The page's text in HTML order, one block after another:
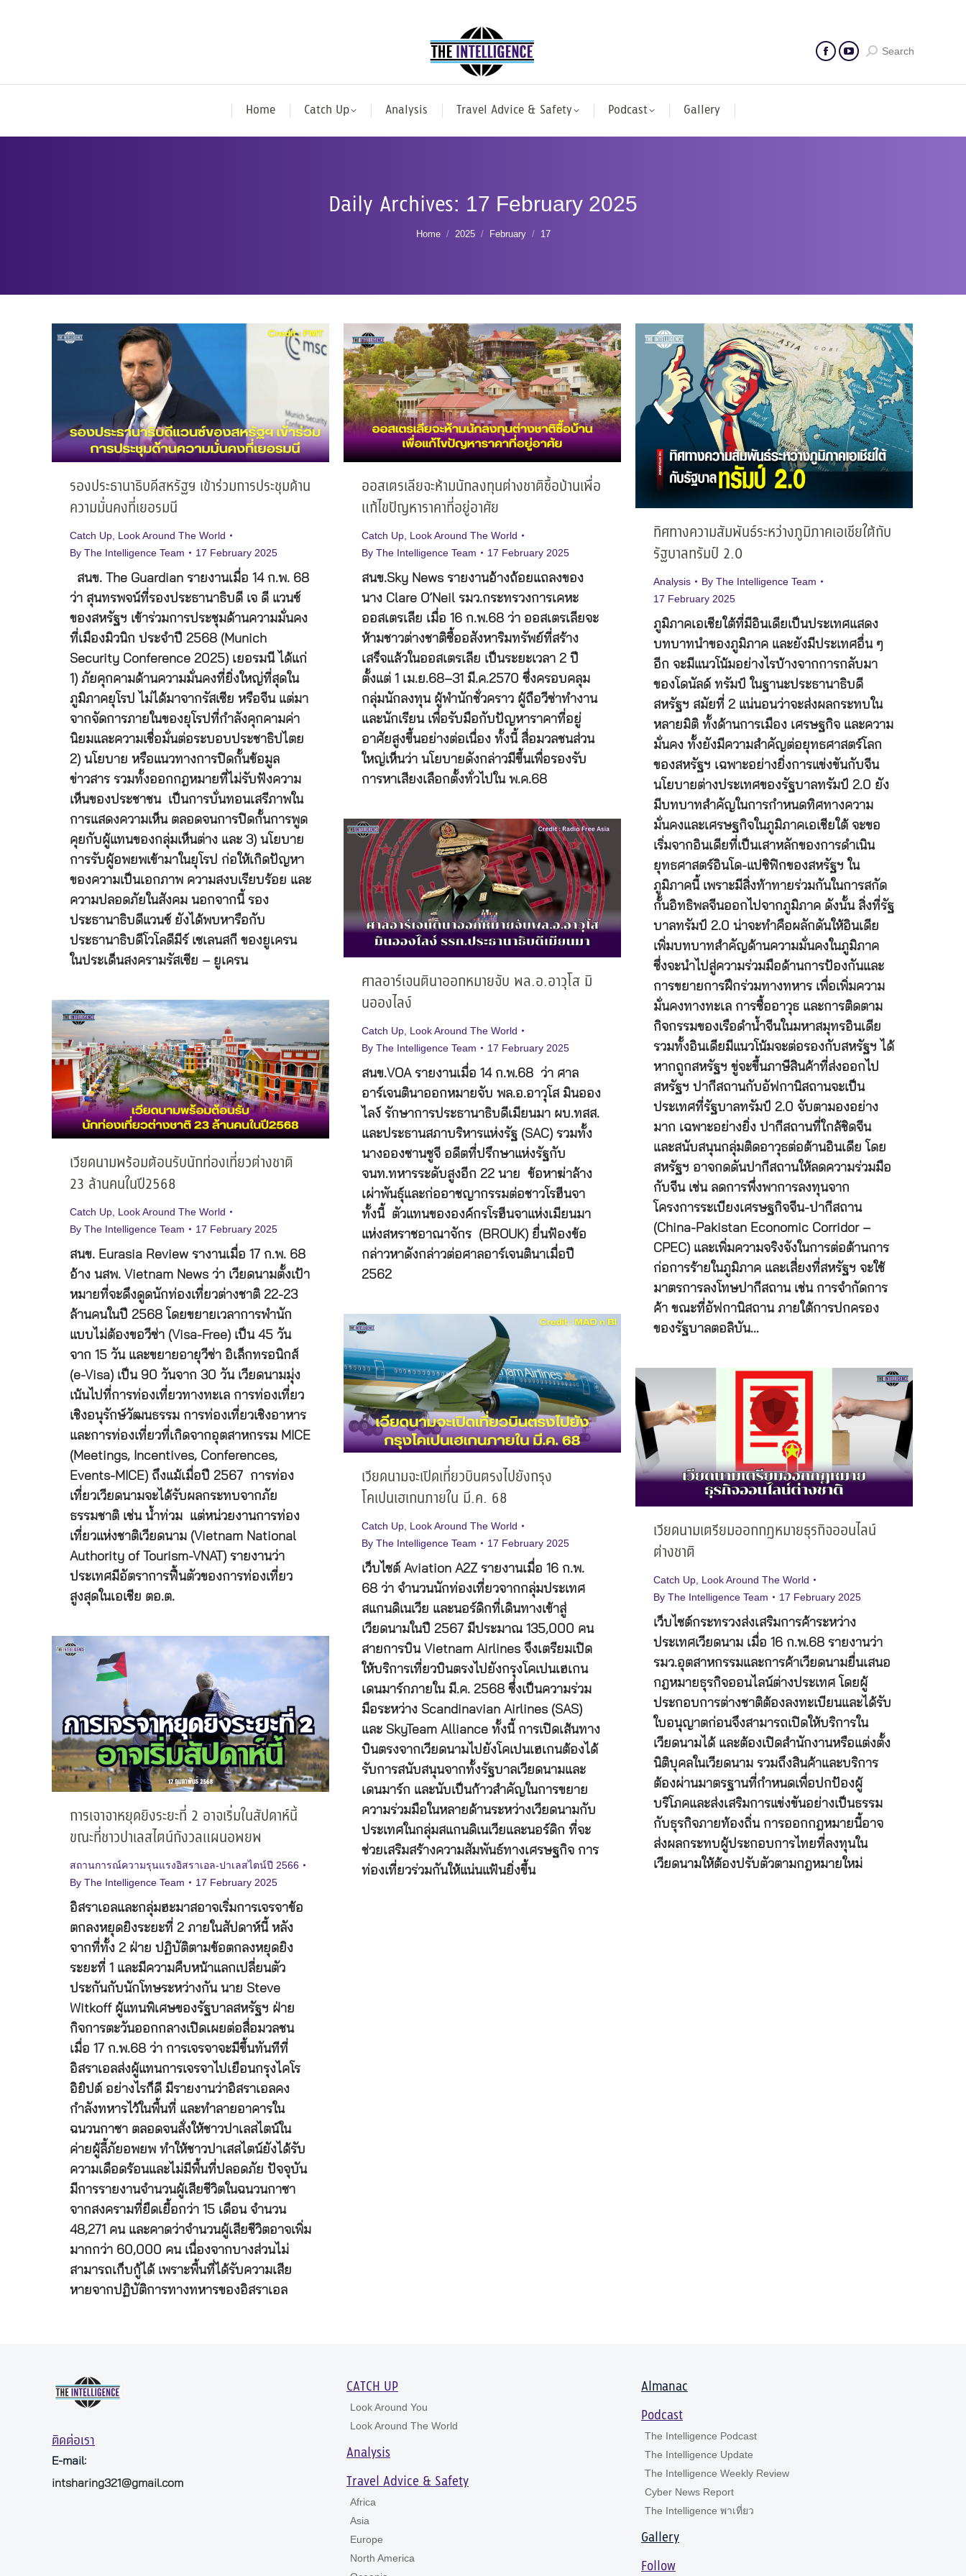
Search
Home Catch Up Analysis Travel Advice & Safety Podcast Gallery
Daily Archives: 17 February 2025
You are here:
Home 2025 February 17
รองประธานาธิบดีสหรัฐฯ เข้าร่วมการประชุมด้าน
ความมั่นคงที่เยอรมนี
Catch Up Look Around The World
By The Intelligence Team 17 February 2025
สนข. The Guardian รายงานเมื่อ 14 ก.พ. 68
ว่า สุนทรพจน์ที่รองประธานาธิบดี เจ ดี แวนซ์
ของสหรัฐฯ เข้าร่วมการประชุมด้านความมั่นคง
ที่เมืองมิวนิก ประจำปี 2568 (Munich
Security Conference 2025) เยอรมนี ได้แก่
1) ภัยคุกคามด้านความมั่นคงที่ยิ่งใหญ่ที่สุดใน
ภูมิภาคยุโรป ไม่ได้มาจากรัสเซีย หรือจีน แต่มา
จากจัดการภายในของยุโรปที่กําลังคุกคามค่า
นิยมและความเชื่อมั่นต่อระบอบประชาธิปไตย
2) นโยบาย หรือแนวทางการปิดกั้นข้อมูล
ข่าวสาร รวมทั้งออกกฎหมายที่ไม่รับฟังความ
เห็นของประชาชน เป็นการบั่นทอนเสรีภาพใน
การแสดงความเห็น ตลอดจนการปิดกั้นการพูด
คุยกับผู้แทนของกลุ่มเห็นต่าง และ 3) นโยบาย
การรับผู้อพยพเข้ามาในยุโรป ก่อให้เกิดปัญหา
ของความเป็นเอกภาพ ความสงบเรียบร้อย และ
ความปลอดภัยในสังคม นอกจากนี้ รอง
ประธานาธิบดีแวนซ์ ยังได้พบหารือกับ
ประธานาธิบดีโวโลดีมีร์ เซเลนสกี ของยูเครน
ในประเด็นสงครามรัสเซีย – ยูเครน
ออสเตรเลียจะห้ามนักลงทุนต่างชาติซื้อบ้านเพื่อ
แก้ไขปัญหาราคาที่อยู่อาศัย
Catch Up Look Around The World
By The Intelligence Team 17 February 2025
สนข.Sky News รายงานอ้างถ้อยแถลงของ
นาง Clare O’Neil รมว.กระทรวงการเคหะ
ออสเตรเลีย เมื่อ 16 ก.พ.68 ว่า ออสเตรเลียจะ
ห้ามชาวต่างชาติซื้ออสังหาริมทรัพย์ที่สร้าง
เสร็จแล้วในออสเตรเลีย เป็นระยะเวลา 2 ปี
ตั้งแต่ 1 เม.ย.68–31 มี.ค.2570 ซึ่งครอบคลุม
กลุ่มนักลงทุน ผู้พำนักชั่วคราว ผู้ถือวีซ่าทำงาน
และนักเรียน เพื่อรับมือกับปัญหาราคาที่อยู่
อาศัยสูงขึ้นอย่างต่อเนื่อง ทั้งนี้ สื่อมวลชนส่วน
ใหญ่เห็นว่า นโยบายดังกล่าวมีขึ้นเพื่อรองรับ
การหาเสียงเลือกตั้งทั่วไปใน พ.ค.68
ทิศทางความสัมพันธ์ระหว่างภูมิภาคเอเชียใต้กับ
รัฐบาลทรัมป์ 2.0
Analysis By The Intelligence Team
17 February 2025
ภูมิภาคเอเชียใต้ที่มีอินเดียเป็นประเทศแสดง
บทบาทนำของภูมิภาค และยังมีประเทศอื่น ๆ
อีก จะมีแนวโน้มอย่างไรบ้างจากการกลับมา
ของโดนัลด์ ทรัมป์ ในฐานะประธานาธิบดี
สหรัฐฯ สมัยที่ 2 แน่นอนว่าจะส่งผลกระทบใน
หลายมิติ ทั้งด้านการเมือง เศรษฐกิจ และความ
มั่นคง ทั้งยังมีความสำคัญต่อยุทธศาสตร์โลก
ของสหรัฐฯ เฉพาะอย่างยิ่งการแข่งขันกับจีน
นโยบายต่างประเทศของรัฐบาลทรัมป์ 2.0 ยัง
มีบทบาทสำคัญในการกำหนดทิศทางความ
มั่นคงและเศรษฐกิจในภูมิภาคเอเชียใต้ จะขอ
เริ่มจากอินเดียที่เป็นเสาหลักของการดำเนิน
ยุทธศาสตร์อินโด-แปซิฟิกของสหรัฐฯ ใน
ภูมิภาคนี้ เพราะมีสิ่งท้าทายร่วมกันในการสกัด
กั้นอิทธิพลจีนออกไปจากภูมิภาค ดังนั้น สิ่งที่รัฐ
บาลทรัมป์ 2.0 น่าจะทำคือผลักดันให้อินเดีย
เพิ่มบทบาทสำคัญด้านความมั่นคงในภูมิภาค
ซึ่งจะนำไปสู่ความร่วมมือด้านการป้องกันและ
การขยายการฝึกร่วมทางทหาร เพื่อเพิ่มความ
มั่นคงทางทะเล การซื้ออาวุธ และการติดตาม
กิจกรรมของเรือดำน้ำจีนในมหาสมุทรอินเดีย
รวมทั้งอินเดียมีแนวโน้มจะต่อรองกับสหรัฐฯ ได้
หากถูกสหรัฐฯ ขู่จะขึ้นภาษีสินค้าที่ส่งออกไป
สหรัฐฯ ปากีสถานกับอัฟกานิสถานจะเป็น
ประเทศที่รัฐบาลทรัมป์ 2.0 จับตามองอย่าง
มาก เฉพาะอย่างยิ่ง ปากีสถานที่ใกล้ชิดจีน
และสนับสนุนกลุ่มติดอาวุธต่อต้านอินเดีย โดย
สหรัฐฯ อาจกดดันปากีสถานให้ลดความร่วมมือ
กับจีน เช่น ลดการพึ่งพาการลงทุนจาก
โครงการระเบียงเศรษฐกิจจีน-ปากีสถาน
(China-Pakistan Economic Corridor –
CPEC) และเพิ่มความจริงจังในการต่อต้านการ
ก่อการร้ายในภูมิภาค และเสี่ยงที่สหรัฐฯ จะใช้
มาตรการลงโทษปากีสถาน เช่น การจำกัดการ
ค้า ขณะที่อัฟกานิสถาน ภายใต้การปกครอง
ของรัฐบาลตอลิบัน…
ศาลอาร์เจนตินาออกหมายจับ พล.อ.อาวุโส มิ
นอองไลง์
Catch Up Look Around The World
By The Intelligence Team 17 February 2025
สนข.VOA รายงานเมื่อ 14 ก.พ.68 ว่า ศาล
อาร์เจนตินาออกหมายจับ พล.อ.อาวุโส มินออง
ไลง์ รักษาการประธานาธิบดีเมียนมา ผบ.ทสส.
และประธานสภาบริหารแห่งรัฐ (SAC) รวมทั้ง
นางอองซานซูจี อดีตที่ปรึกษาแห่งรัฐกับ
จนท.ทหารระดับสูงอีก 22 นาย ข้อหาฆ่าล้าง
เผ่าพันธุ์และก่ออาชญากรรมต่อชาวโรฮีนจา
ทั้งนี้ ตัวแทนขององค์กรโรฮีนจาแห่งเมียนมา
แห่งสหราชอาณาจักร (BROUK) ยื่นฟ้องข้อ
กล่าวหาดังกล่าวต่อศาลอาร์เจนตินาเมื่อปี
2562
เวียดนามพร้อมต้อนรับนักท่องเที่ยวต่างชาติ
23 ล้านคนในปี2568
Catch Up Look Around The World
By The Intelligence Team 17 February 2025
สนข. Eurasia Review รางานเมื่อ 17 ก.พ. 68
อ้าง นสพ. Vietnam News ว่า เวียดนามตั้งเป้า
หมายที่จะดึงดูดนักท่องเที่ยวต่างชาติ 22-23
ล้านคนในปี 2568 โดยขยายเวลาการพํานัก
แบบไม่ต้องขอวีซ่า (Visa-Free) เป็น 45 วัน
จาก 15 วัน และขยายอายุวีซ่า อิเล็กทรอนิกส์
(e-Visa) เป็น 90 วันจาก 30 วัน เวียดนามมุ่ง
เน้นไปที่การท่องเที่ยวทางทะเล การท่องเที่ยว
เชิงอนุรักษ์วัฒนธรรม การท่องเที่ยวเชิงอาหาร
และการท่องเที่ยวที่เกิดจากอุตสาหกรรม MICE
(Meetings, Incentives, Conferences,
Events-MICE) ถึงแม้เมื่อปี 2567 การท่อง
เที่ยวเวียดนามจะได้รับผลกระทบจากภัย
ธรรมชาติ เช่น น้ำท่วม แต่หน่วยงานการท่อง
เที่ยวแห่งชาติเวียดนาม (Vietnam National
Authority of Tourism-VNAT) รายงานว่า
ประเทศมีอัตราการฟื้นตัวของการท่องเที่ยว
สูงสุดในเอเชีย ตอ.ต.
เวียดนามจะเปิดเที่ยวบินตรงไปยังกรุง
โคเปนเฮเกนภายใน มี.ค. 68
Catch Up Look Around The World
By The Intelligence Team 17 February 2025
เว็บไซต์ Aviation A2Z รายงานเมื่อ 16 ก.พ.
68 ว่า จำนวนนักท่องเที่ยวจากกลุ่มประเทศ
สแกนดิเนเวีย และนอร์ดิกที่เดินทางเข้าสู่
เวียดนามในปี 2567 มีประมาณ 135,000 คน
สายการบิน Vietnam Airlines จึงเตรียมเปิด
ให้บริการเที่ยวบินตรงไปยังกรุงโคเปนเฮเกน
เดนมาร์กภายใน มี.ค. 2568 ซึ่งเป็นความร่วม
มือระหว่าง Scandinavian Airlines (SAS)
และ SkyTeam Alliance ทั้งนี้ การเปิดเส้นทาง
บินตรงจากเวียดนามไปยังโคเปนเฮเกนต้องได้
รับการสนับสนุนจากทั้งรัฐบาลเวียดนามและ
เดนมาร์ก และนับเป็นก้าวสำคัญในการขยาย
ความร่วมมือในหลายด้านระหว่างเวียดนามกับ
ประเทศในกลุ่มสแกนดิเนเวียและนอร์ดิก ที่จะ
ช่วยเสริมสร้างความสัมพันธ์ทางเศรษฐกิจ การ
ท่องเที่ยวร่วมกันให้แน่นแฟ้นยิ่งขึ้น
เวียดนามเตรียมออกกฎหมายธุรกิจออนไลน์
ต่างชาติ
Catch Up Look Around The World
By The Intelligence Team 17 February 2025
เว็บไซต์กระทรวงส่งเสริมการค้าระหว่าง
ประเทศเวียดนาม เมื่อ 16 ก.พ.68 รายงานว่า
รมว.อุตสาหกรรมและการค้าเวียดนามยื่นเสนอ
กฎหมายธุรกิจออนไลน์ต่างประเทศ โดยผู้
ประกอบการต่างชาติต้องลงทะเบียนและได้รับ
ใบอนุญาตก่อนจึงสามารถเปิดให้บริการใน
เวียดนามได้ และต้องเปิดสำนักงานหรือแต่งตั้ง
นิติบุคลในเวียดนาม รวมถึงสินค้าและบริการ
ต้องผ่านมาตรฐานที่กำหนดเพื่อปกป้องผู้
บริโภคและส่งเสริมการแข่งขันอย่างเป็นธรรม
กับธุรกิจภายท้องถิ่น การออกกฎหมายนี้อาจ
ส่งผลกระทบผู้ประกอบการไทยที่ลงทุนใน
เวียดนามให้ต้องปรับตัวตามกฎหมายใหม่
การเจาจาหยุดยิงระยะที่ 2 อาจเริ่มในสัปดาห์นี้
ขณะที่ชาวปาเลสไตน์กังวลแผนอพยพ
สถานการณ์ความรุนแรงอิสราเอล-ปาเลสไตน์ปี 2566
By The Intelligence Team 17 February 2025
อิสราเอลและกลุ่มฮะมาสอาจเริ่มการเจรจาข้อ
ตกลงหยุดยิงระยะที่ 2 ภายในสัปดาห์นี้ หลัง
จากที่ทั้ง 2 ฝ่าย ปฏิบัติตามข้อตกลงหยุดยิง
ระยะที่ 1 และมีความคืบหน้าแลกเปลี่ยนตัว
ประกันกับนักโทษระหว่างกัน นาย Steve
Witkoff ผู้แทนพิเศษของรัฐบาลสหรัฐฯ ฝ่าย
กิจการตะวันออกกลางเปิดเผยต่อสื่อมวลชน
เมื่อ 17 ก.พ.68 ว่า การเจรจาจะมีขึ้นทันทีที่
อิสราเอลส่งผู้แทนการเจรจาไปเยือนกรุงไคโร
อิยิปต์ อย่างไรก็ดี มีรายงานว่าอิสราเอลคง
กำลังทหารไว้ในพื้นที่ และทำลายอาคารใน
ฉนวนกาซา ตลอดจนสั่งให้ชาวปาเลสไตน์ใน
ค่ายผู้ลี้ภัยอพยพ ทำให้ชาวปาเสสไตน์ยังได้รับ
ความเดือดร้อนและไม่มีพื้นที่ปลอดภัย ปัจจุบัน
มีการรายงานจำนวนผู้เสียชีวิตในฉนวนกาซา
จากสงครามที่ยืดเยื้อกว่า 15 เดือน จำนวน
48,271 คน และคาดว่าจำนวนผู้เสียชีวิตอาจเพิ่ม
มากกว่า 60,000 คน เนื่องจากบางส่วนไม่
สามารถเก็บกู้ได้ เพราะพื้นที่ได้รับความเสีย
หายจากปฏิบัติการทางทหารของอิสราเอล
ติดต่อเรา
E-mail:
intsharing321@gmail.com
CATCH UP
Look Around You
Look Around The World
Analysis
Travel Advice & Safety
Africa
Asia
Europe
North America
Almanac
Podcast
The Intelligence Podcast
The Intelligence Update
The Intelligence Weekly Review
Cyber News Report
The Intelligence พาเที่ยว
Gallery
Follow